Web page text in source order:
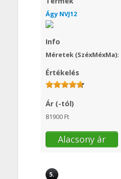
Ágy NVJ12
Info
Méretek (SzéxMéxMa):
Értékelés
Ár (-tól)
81900 Ft
Alacsony ár
5.